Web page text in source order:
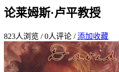
论莱姆斯·卢平教授
823人浏览 /0人评论 /添加收藏